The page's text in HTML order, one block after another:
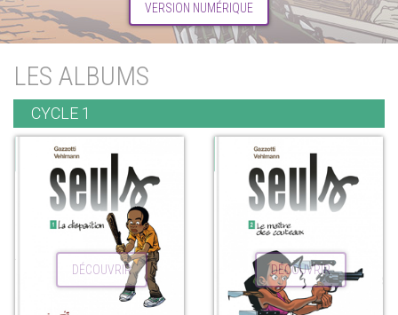
VERSION NUMÉRIQUE
LES ALBUMS
CYCLE 1
DÉCOUVRIR DÉCOUVRIR